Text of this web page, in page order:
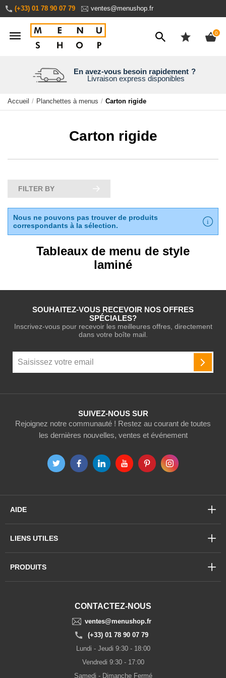
au
contenu
(+33) 01 78 90 07 79 ventes@menushop.fr
0
Personnalisez en ligne
Aperçu en temps réel
Une entreprise familiale
30 ans d’expérience
Nous expédions dans le monde entier
Demandez un devis
En avez-vous besoin rapidement ?
Livraison express disponibles
Accueil Planchettes à menus Carton rigide
Carton rigide
Nous ne pouvons pas trouver de produits
correspondants à la sélection.
Tableaux de menu de style
laminé
FILTER BY
SUIVEZ-NOUS SUR
Rejoignez notre communauté ! Restez au courant de toutes
les dernières nouvelles, ventes et événement
SOUHAITEZ-VOUS RECEVOIR NOS OFFRES
SPÉCIALES?
Inscrivez-vous pour recevoir les meilleures offres, directement
dans votre boîte mail.
notre
CONTACTEZ-NOUS
ventes@menushop.fr
(+33) 01 78 90 07 79
Lundi - Jeudi 9:30 - 18:00
Vendredi 9:30 - 17:00
Samedi - Dimanche Fermé
AIDE
LIENS UTILES
PRODUITS